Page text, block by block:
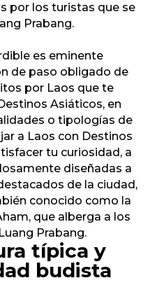
por los turistas que se
Prabang.
es eminente
de paso obligado de
por Laos que te
Asiáticos, en
o tipologías de
a Laos con Destinos
tu curiosidad, a
diseñadas a
de la ciudad,
conocido como la
que alberga a los
Prabang.
típica y
budista